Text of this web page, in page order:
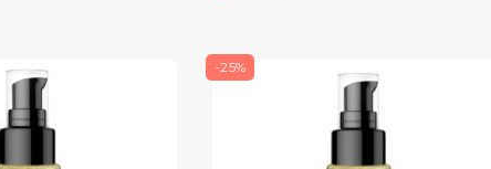
-25%